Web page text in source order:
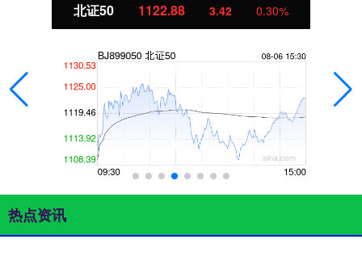
北证50 1122.88 3.42 0.30%
热点资讯